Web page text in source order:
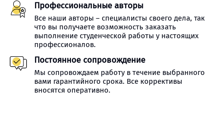
Профессиональные авторы
Все наши авторы – специалисты своего дела, так
что вы получаете возможность заказать
выполнение студенческой работы у настоящих
профессионалов.
Постоянное сопровождение
Мы сопровождаем работу в течение выбранного
вами гарантийного срока. Все коррективы
вносятся оперативно.